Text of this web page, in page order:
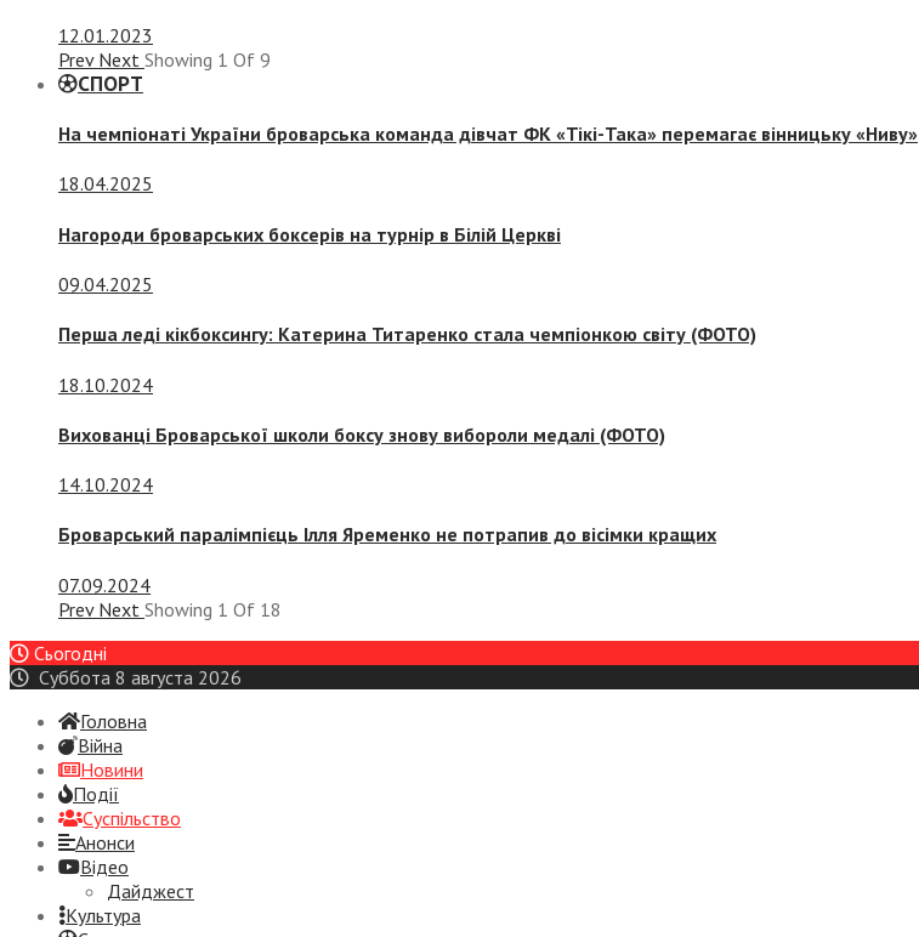
12.01.2023
Prev Next Showing 1 Of 9
СПОРТ
На чемпіонаті України броварська команда дівчат ФК «Тікі-Така» перемагає вінницьку «Ниву»
18.04.2025
Нагороди броварських боксерів на турнір в Білій Церкві
09.04.2025
Перша леді кікбоксингу: Катерина Титаренко стала чемпіонкою світу (ФОТО)
18.10.2024
Вихованці Броварської школи боксу знову вибороли медалі (ФОТО)
14.10.2024
Броварський паралімпієць Ілля Яременко не потрапив до вісімки кращих
07.09.2024
Prev Next Showing 1 Of 18
Сьогодні
Суббота 8 августа 2026
Головна
Війна
Новини
Події
Суспiльство
Анонси
Відео
Дайджест
Культура